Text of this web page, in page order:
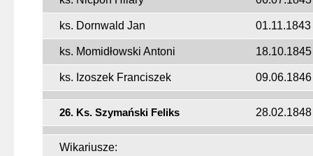
ks. Dornwald Jan 01.11.1843
ks. Momidłowski Antoni 18.10.1845
ks. Izoszek Franciszek 09.06.1846
26. Ks. Szymański Feliks 28.02.1848
Wikariusze: